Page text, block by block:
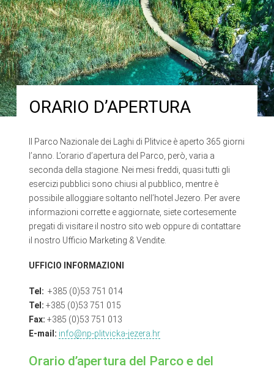
ORARIO D’APERTURA
Il Parco Nazionale dei Laghi di Plitvice è aperto 365 giorni
l’anno. L’orario d’apertura del Parco, però, varia a
seconda della stagione. Nei mesi freddi, quasi tutti gli
esercizi pubblici sono chiusi al pubblico, mentre è
possibile alloggiare soltanto nell’hotel Jezero. Per avere
informazioni corrette e aggiornate, siete cortesemente
pregati di visitare il nostro sito web oppure di contattare
il nostro Ufficio Marketing & Vendite.
UFFICIO INFORMAZIONI
Tel: +385 (0)53 751 014
Tel: +385 (0)53 751 015
Fax: +385 (0)53 751 013
E-mail: info@np-plitvicka-jezera.hr
Orario d’apertura del Parco e del